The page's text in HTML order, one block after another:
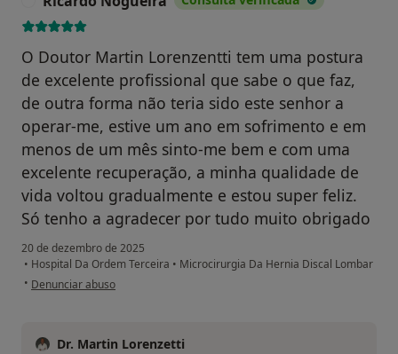
O Doutor Martin Lorenzentti tem uma postura
de excelente profissional que sabe o que faz,
de outra forma não teria sido este senhor a
operar-me, estive um ano em sofrimento e em
menos de um mês sinto-me bem e com uma
excelente recuperação, a minha qualidade de
vida voltou gradualmente e estou super feliz.
Só tenho a agradecer por tudo muito obrigado
20 de dezembro de 2025
• Hospital Da Ordem Terceira • Microcirurgia Da Hernia Discal Lombar
• na opinião do utilizador Ricardo Nogueira
Denunciar abuso
Dr. Martin Lorenzetti